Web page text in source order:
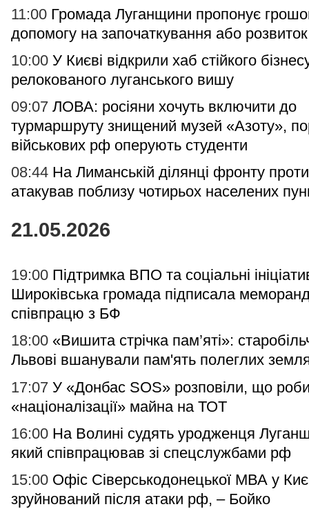
11:00 Громада Луганщини пропонує
допомогу на започаткування або розвиток
10:00 У Києві відкрили хаб стійкого
релокованого луганського вишу
09:07 ЛОВА: росіяни хочуть включити до
турмаршруту знищений музей «Азоту»,
військових рф оперують студенти
08:44 На Лиманській ділянці фронту
атакував поблизу чотирьох населених
21.05.2026
19:00 Підтримка ВПО та соціальні
Широківська громада підписала
співпрацю з БФ
18:00 «Вишита стрічка пам’яті»:
Львові вшанували пам'ять полеглих
17:07 У «Донбас SOS» розповіли, що
«націоналізації» майна на ТОТ
16:00 На Волині судять уродженця
який співпрацював зі спецслужбами рф
15:00 Офіс Сіверськодонецької МВА у
зруйнований після атаки рф, – Бойко